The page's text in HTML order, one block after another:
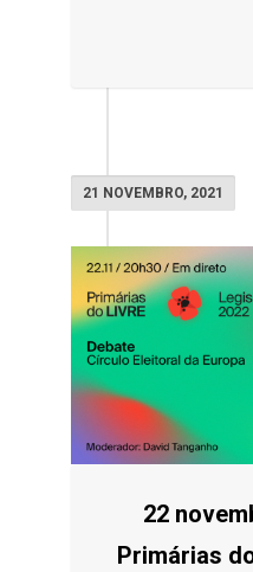
21 NOVEMBRO, 2021
22
Primárias